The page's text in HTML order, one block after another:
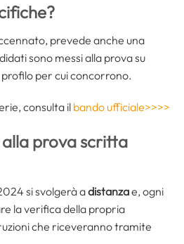
prevede anche una
sono messi alla prova su
profilo per cui concorrono.
consulta il bando ufficiale>>>>
prova scritta
si svolgerà adistanzae, ogni
la verifica della propria
che riceveranno tramite